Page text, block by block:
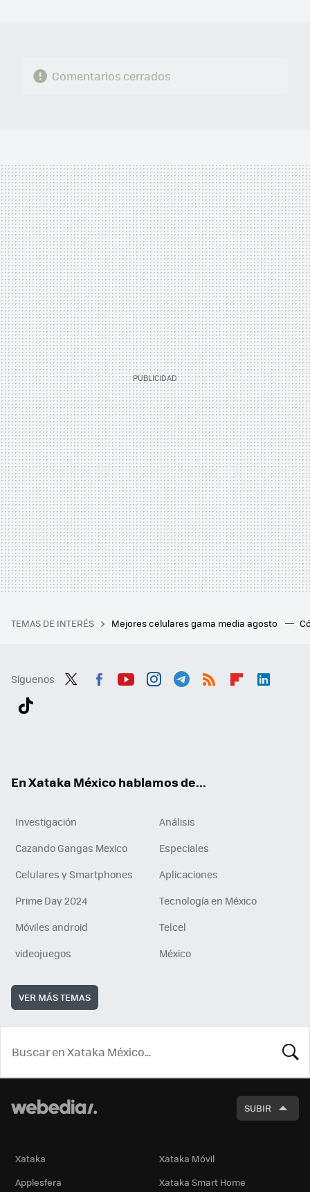
Comentarios cerrados
TEMAS DE INTERÉS Mejores celulares gama media agosto
Síguenos
En Xataka México hablamos de...
Investigación
Análisis
Cazando Gangas Mexico
Especiales
Celulares y Smartphones
Aplicaciones
Prime Day 2024
Tecnología en México
Móviles android
Telcel
videojuegos
México
VER MÁS TEMAS
SUBIR
Xataka
Xataka Móvil
Applesfera
Xataka Smart Home